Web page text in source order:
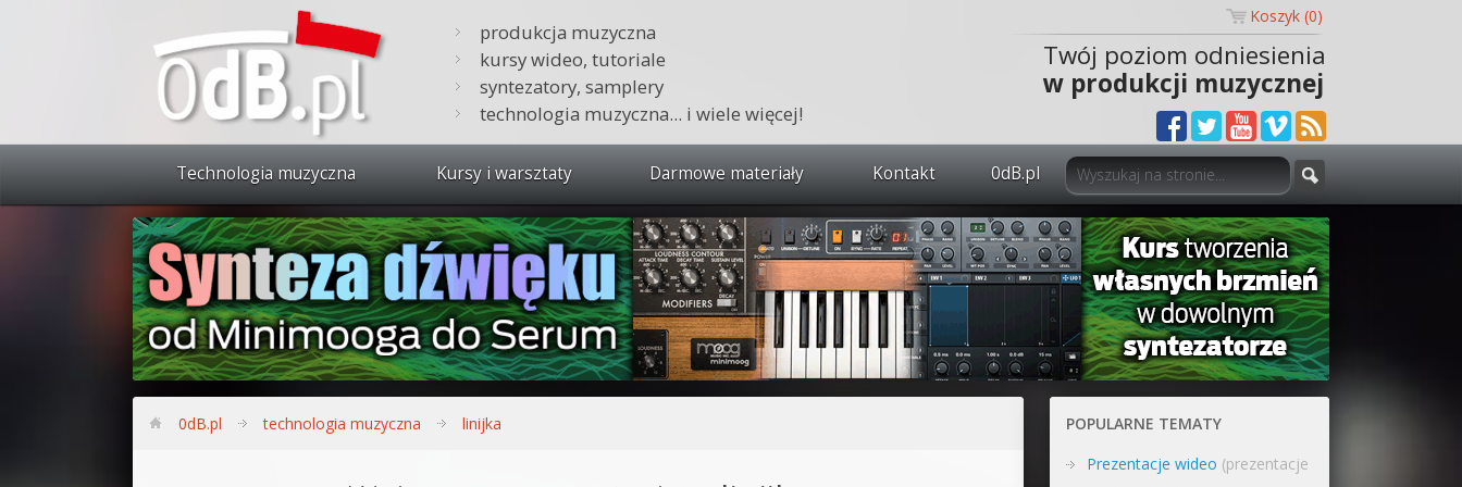
produkcja muzyczna
kursy wideo, tutoriale
syntezatory, samplery
technologia muzyczna... i wiele więcej!
Koszyk (0)
Twój poziom odniesienia
w produkcji muzycznej
Technologia muzyczna Kursy i warsztaty
Zobacz wszystkie kursy i warsztaty
Synteza dźwięku 🔥
Produkcja muzyczna w praktyce
Bitwig Studio od podstaw
Darmowe materiały Kontakt 0dB.pl
0dB.pl - informacje
Newsletter
Materiały dla mediów
Archiwum aktualności
0dB.pl technologia muzyczna linijka
POPULARNE TEMATY
Prezentacje wideo (prezentacje